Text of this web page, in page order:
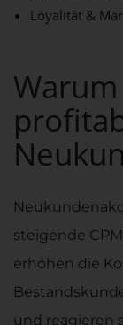
Loyalität &
steigende
erhöhen die
und reagieren